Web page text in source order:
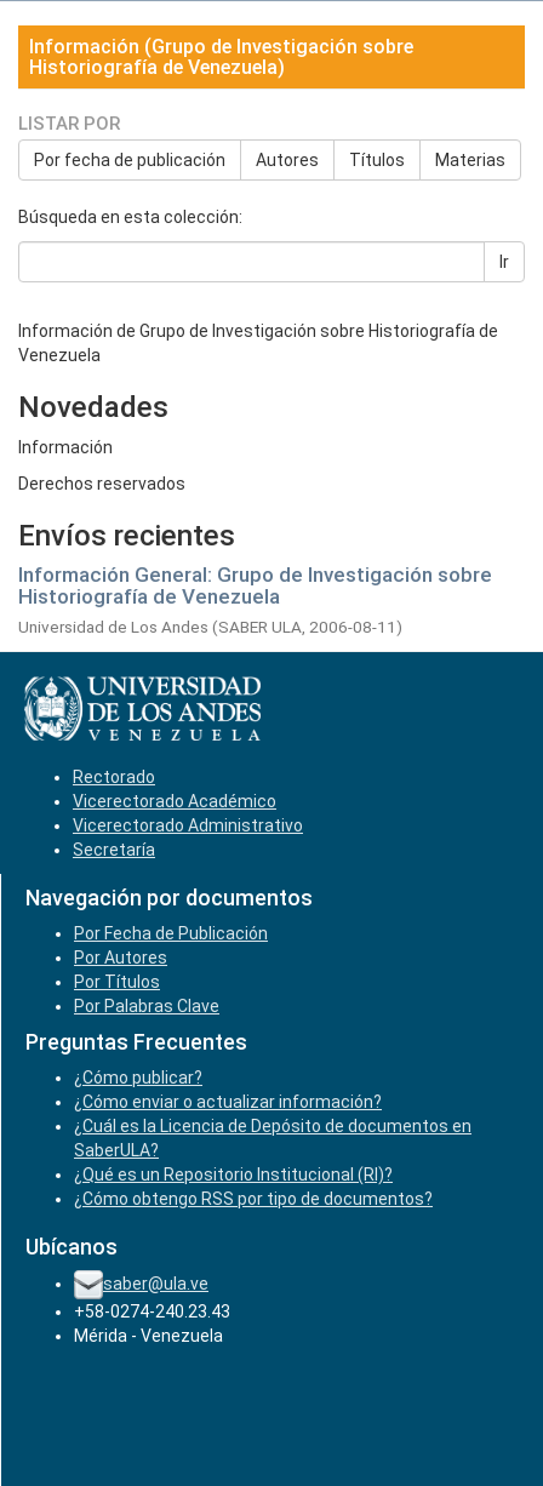
Información (Grupo de Investigación sobre
Historiografía de Venezuela)
LISTAR POR
Por fecha de publicación Autores Títulos Materias
Búsqueda en esta colección:
Ir
Información de Grupo de Investigación sobre Historiografía de
Venezuela
Novedades
Información
Derechos reservados
Envíos recientes
Información General: Grupo de Investigación sobre
Historiografía de Venezuela
Universidad de Los Andes (SABER ULA, 2006-08-11)
Rectorado
Vicerectorado Académico
Vicerectorado Administrativo
Secretaría
Navegación por documentos
Por Fecha de Publicación
Por Autores
Por Títulos
Por Palabras Clave
Preguntas Frecuentes
¿Cómo publicar?
¿Cómo enviar o actualizar información?
¿Cuál es la Licencia de Depósito de documentos en
SaberULA?
¿Qué es un Repositorio Institucional (RI)?
¿Cómo obtengo RSS por tipo de documentos?
Ubícanos
saber@ula.ve
+58-0274-240.23.43
Mérida - Venezuela